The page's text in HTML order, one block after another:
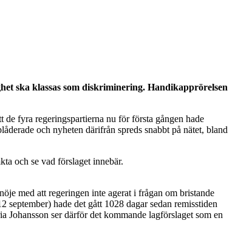
ska klassas som diskriminering. Handikapprörelsen
fyra regeringspartierna nu för första gången hade
och nyheten därifrån spreds snabbt på nätet, bland
och se vad förslaget innebär.
med att regeringen inte agerat i frågan om bristande
hade det gått 1028 dagar sedan remisstiden
ser därför det kommande lagförslaget som en